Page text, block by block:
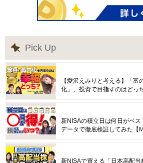
Pick Up
【愛沢えみりと考える】「
化」、投資で目指すのはどっ
新NISAの積立日は何日がベ
データで徹底検証してみた【
新NISAで買える「日本高配